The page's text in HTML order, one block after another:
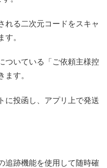
れる二次元コードをスキャ
す。
ついている「ご依頼主様控
ます。
に投函し、アプリ上で発送
追跡機能を使用して随時確